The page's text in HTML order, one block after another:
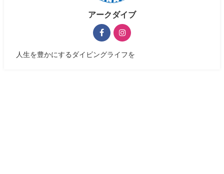
アークダイブ
人生を豊かにするダイビングライフを